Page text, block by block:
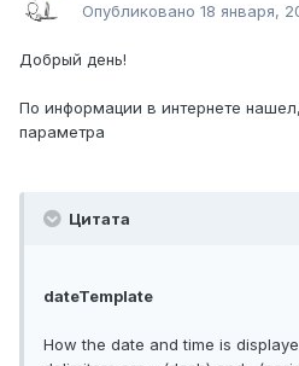
Опубликовано 18 января,
Добрый день!
По информации в интернете
параметра
Цитата
dateTemplate
How the date and time is